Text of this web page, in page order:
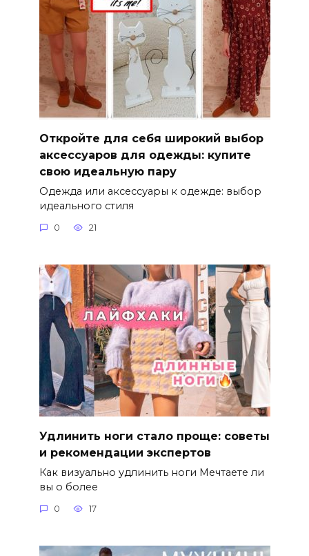
Откройте для себя широкий выбор
аксессуаров для одежды: купите
свою идеальную пару
Одежда или аксессуары к одежде: выбор
идеального стиля
0 21
Удлинить ноги стало проще: советы
и рекомендации экспертов
Как визуально удлинить ноги Мечтаете ли
вы о более
0 17